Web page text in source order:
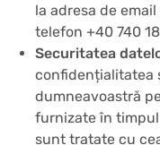
la adresa de email
telefon +40 740
Securitatea
confidențialitatea
dumneavoastră
furnizate în
sunt tratate cu